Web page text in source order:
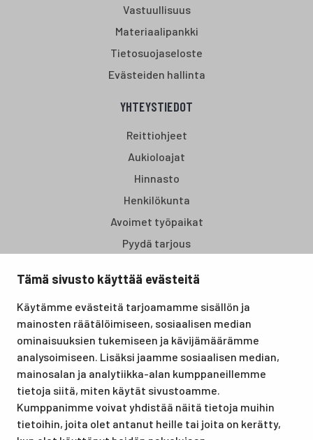
Tämä sivusto käyttää evästeitä
Käytämme evästeitä tarjoamamme sisällön ja
mainosten räätälöimiseen, sosiaalisen median
ominaisuuksien tukemiseen ja kävijämäärämme
analysoimiseen. Lisäksi jaamme sosiaalisen median,
mainosalan ja analytiikka-alan kumppaneillemme
tietoja siitä, miten käytät sivustoamme.
Kumppanimme voivat yhdistää näitä tietoja muihin
tietoihin, joita olet antanut heille tai joita on kerätty,
Vastuullisuus
Materiaalipankki
Tietosuojaseloste
Evästeiden hallinta
YHTEYSTIEDOT
Reittiohjeet
Aukioloajat
Hinnasto
Henkilökunta
Avoimet työpaikat
Pyydä tarjous
koulutus- ja vapaa-ajan keskus, joka tarjoaa puitteet niin
lomille, harrastuksille kuin kansainvälisen tason
urheilutapahtumillekin. Santasport on myös virallinen
olympiavalmennuskeskus lumi- ja jääurheilulajeissa sekä
taitovalmennuksessa.